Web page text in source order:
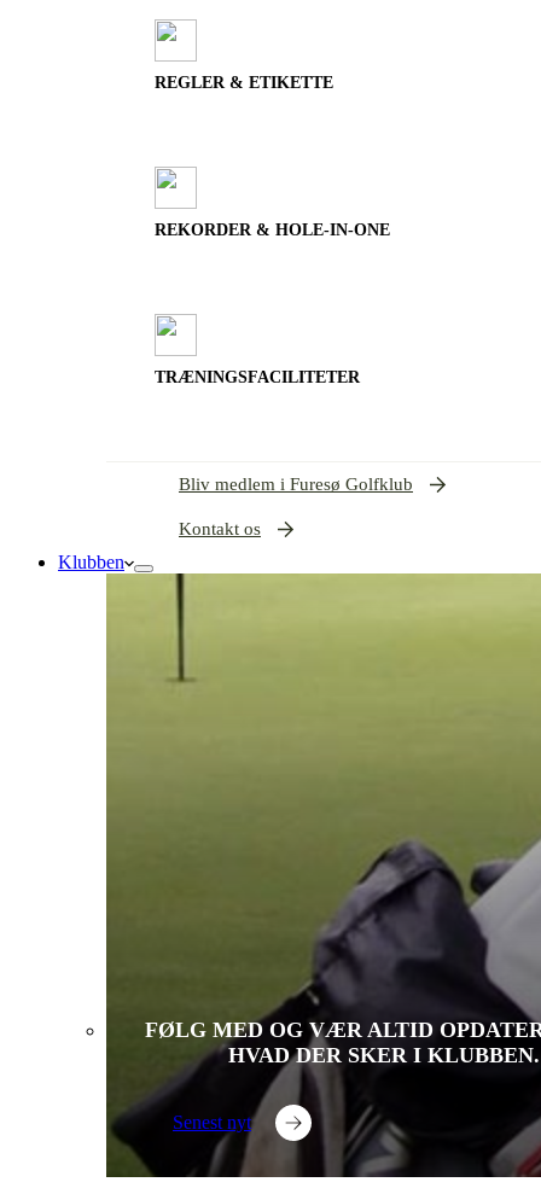
REGLER & ETIKETTE
REKORDER & HOLE-IN-ONE
TRÆNINGSFACILITETER
Bliv medlem i Furesø Golfklub
Kontakt os
Klubben
FØLG MED OG VÆR ALTID
HVAD DER SKER I KLUBBEN.
Senest nyt